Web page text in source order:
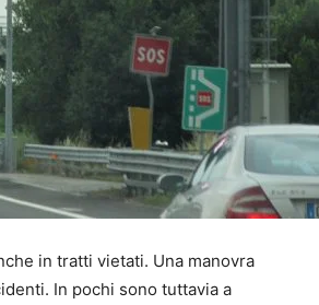
in tratti vietati. Una manovra
In pochi sono tuttavia a